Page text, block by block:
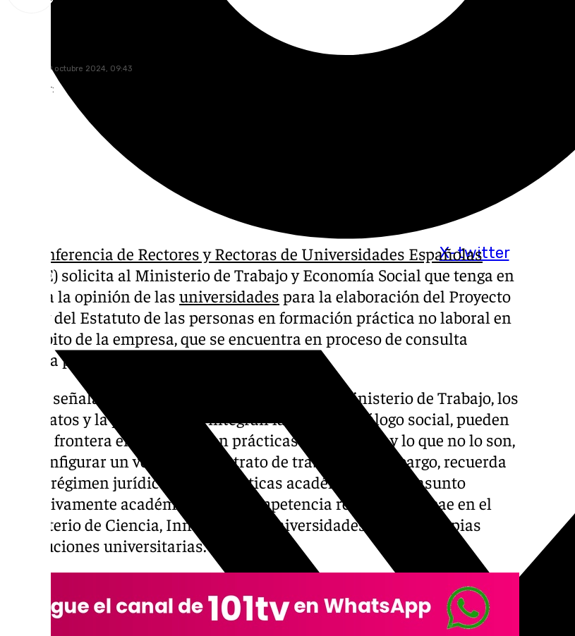
X-twitter
miércoles, 9 octubre 2024, 09:43
Compartir:
Conferencia de Rectores y Rectoras de Universidades Españolas
(CRUE) solicita al Ministerio de Trabajo y Economía Social que tenga en
cuenta la opinión de las universidades para la elaboración del Proyecto
de Ley del Estatuto de las personas en formación práctica no laboral en
el ámbito de la empresa, que se encuentra en proceso de consulta
pública previa desde el pasado 2 de octubre.
CRUE señala, como lo hizo hace un año, que el Ministerio de Trabajo, los
sindicatos y la patronal, que integran la Mesa de diálogo social, pueden
fijar la frontera entre lo que son prácticas académicas y lo que no lo son,
por configurar un verdadero contrato de trabajo. Sin embargo, recuerda
que el régimen jurídico de las prácticas académicas es un asunto
exclusivamente académico, cuya competencia reguladora recae en el
Ministerio de Ciencia, Innovación y Universidades y en las propias
instituciones universitarias.